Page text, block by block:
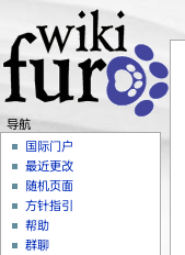
导航
国际门户
最近更改
随机页面
方针指引
帮助
群聊